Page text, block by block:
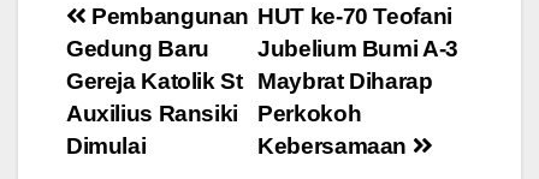
Post
navigation
HUT ke-70 Teofani
Jubelium Bumi A-3
Maybrat Diharap
Perkokoh
Kebersamaan
Pembangunan
Gedung Baru
Gereja Katolik St
Auxilius Ransiki
Dimulai